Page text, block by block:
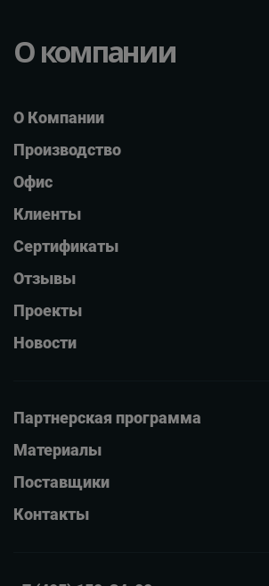
О компании
О Компании
Производство
Офис
Клиенты
Сертификаты
Отзывы
Проекты
Новости
Партнерская программа
Материалы
Поставщики
Контакты